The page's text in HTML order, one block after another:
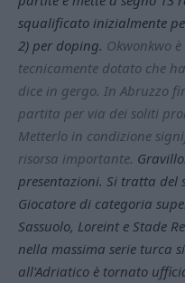
squalificato inizialmente
2) per doping. Okwonkwo
tecnicamente dotato che
dice in gergo. In Abruzzo
partita per via dei soliti
Metterlo in condizione
risorsa importante.
presentazioni. Si tratta del
Giocatore di categoria
Sassuolo, Loreint e Stade
nella massima serie turca
all'Adriatico è tornato